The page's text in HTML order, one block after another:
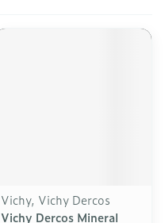
Vichy, Vichy Dercos
Vichy Dercos Mineral